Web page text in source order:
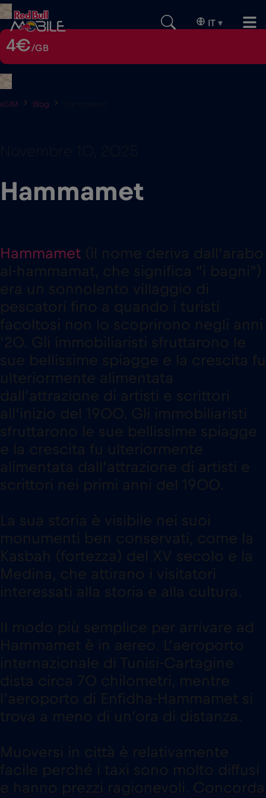
IT ▾
4€/GB
eSIM Blog
Novembre 10, 2025
Hammamet
Hammamet (il nome deriva dall’arabo
al-hammamat, che significa “i bagni”)
era un sonnolento villaggio di
pescatori fino a quando i turisti
facoltosi non lo scoprirono negli anni
’20. Gli immobiliaristi sfruttarono le
sue bellissime spiagge e la crescita fu
ulteriormente alimentata
dall’attrazione di artisti e scrittori
all’inizio del 1900. Gli immobiliaristi
sfruttarono le sue bellissime spiagge
e la crescita fu ulteriormente
alimentata dall’attrazione di artisti e
scrittori nei primi anni del 1900.
La sua storia è visibile nei suoi
monumenti ben conservati, come la
Kasbah (fortezza) del XV secolo e la
Medina, che attirano i visitatori
interessati alla storia e alla cultura.
Il modo più semplice per arrivare ad
Hammamet è in aereo. L’aeroporto
internazionale di Tunisi-Cartagine
dista circa 70 chilometri, mentre
l’aeroporto di Enfidha-Hammamet si
trova a meno di un’ora di distanza.
Muoversi in città è relativamente
facile perché i taxi sono molto diffusi
e hanno prezzi ragionevoli. Concorda